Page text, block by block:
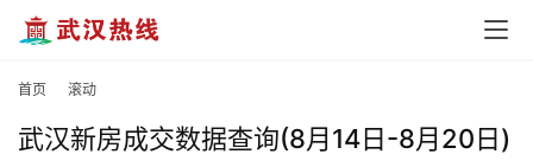
首页 滚动
武汉新房成交数据查询(8月14日-8月20日)